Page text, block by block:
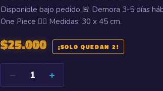
Disponible bajo pedido 🚨 Demora 3-5 días
One Piece 🏴‍☠️ Medidas: 30 x 45 cm.
$25.000 ¡SOLO QUEDAN 2!
− 1 +